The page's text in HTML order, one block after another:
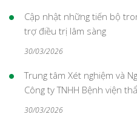
Cập nhật những tiến bộ
trợ điều trị lâm sàng
30/03/2026
Trung tâm Xét nghiệm và
Công ty TNHH Bệnh viện
30/03/2026